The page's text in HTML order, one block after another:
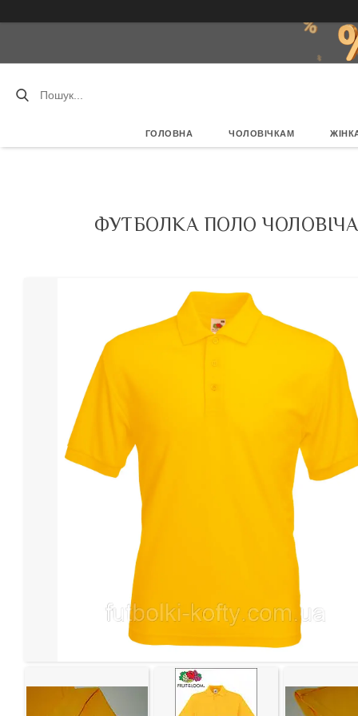
ГОЛОВНА ЧОЛОВІЧКАМ
ФУТБОЛКА ПОЛО ЧОЛОВІЧА